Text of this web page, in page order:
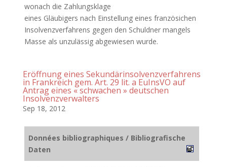
wonach die Zahlungsklage
eines Gläubigers nach Einstellung eines französichen
Insolvenzverfahrens gegen den Schuldner mangels
Masse als unzulässig abgewiesen wurde.
Eröffnung eines Sekundärinsolvenzverfahrens
in Frankreich gem. Art. 29 lit. a EuInsVO auf
Antrag eines « schwachen » deutschen
Insolvenzverwalters
Sep 18, 2012
Données bibliographiques / Bibliografische
Daten